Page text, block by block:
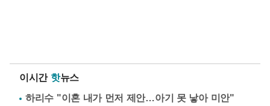
이시간 핫뉴스
하리수 "이혼 내가 먼저 제안…아기 못 낳아 미안"